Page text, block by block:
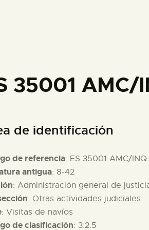
35001 AMC/
de identificación
de referencia: ES 35001 AMC/
antigua: 8-42
: Administración general de
: Otras actividades judiciales
: Visitas de navíos
de clasificación: 3.2.5